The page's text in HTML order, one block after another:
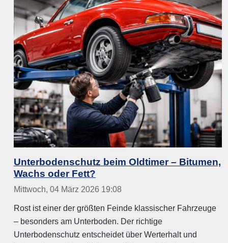
Unterbodenschutz beim Oldtimer – Bitumen,
Wachs oder Fett?
Mittwoch, 04 März 2026 19:08
Rost ist einer der größten Feinde klassischer Fahrzeuge
– besonders am Unterboden. Der richtige
Unterbodenschutz entscheidet über Werterhalt und